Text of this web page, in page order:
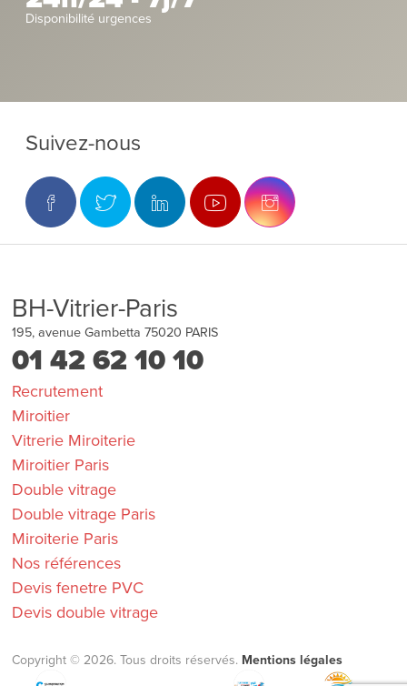
Disponibilité urgences
Suivez-nous
BH-Vitrier-Paris
195, avenue Gambetta 75020 PARIS
01 42 62 10 10
Recrutement
Miroitier
Vitrerie Miroiterie
Miroitier Paris
Double vitrage
Double vitrage Paris
Miroiterie Paris
Nos références
Devis fenetre PVC
Devis double vitrage
Copyright © 2026. Tous droits réservés. Mentions légales